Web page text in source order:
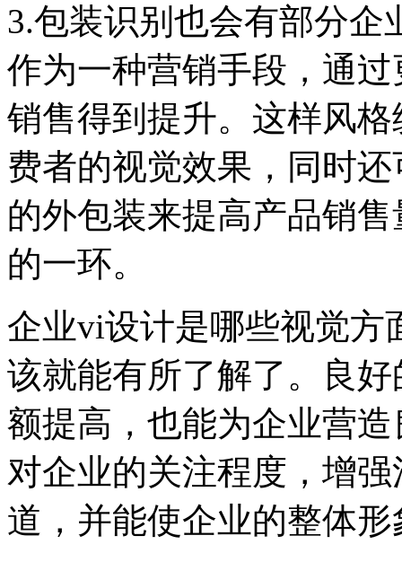
3.包装识别也会有部分
作为一种营销手段，通
销售得到提升。这样风
费者的视觉效果，同时
的外包装来提高产品销
的一环。
企业vi设计是哪些视觉方
该就能有所了解了。良
额提高，也能为企业营
对企业的关注程度，增
道，并能使企业的整体